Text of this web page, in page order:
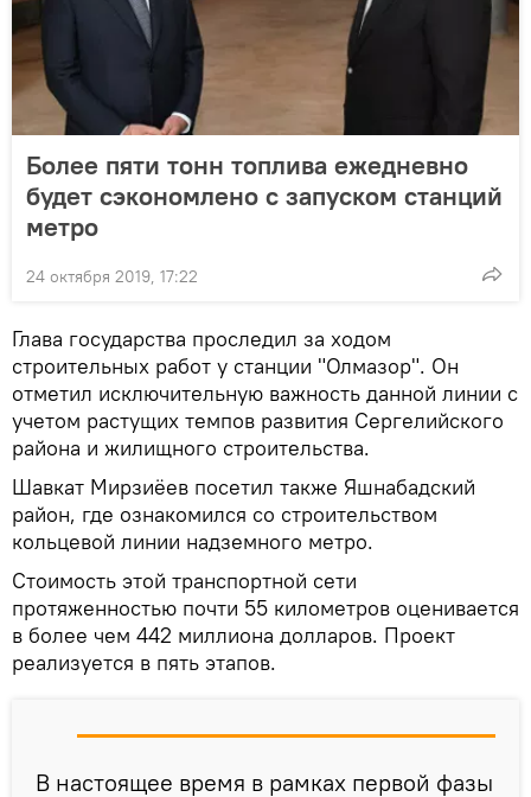
Более пяти тонн топлива ежедневно
будет сэкономлено с запуском станций
метро
24 октября 2019, 17:22
Глава государства проследил за ходом
строительных работ у станции "Олмазор". Он
отметил исключительную важность данной линии с
учетом растущих темпов развития Сергелийского
района и жилищного строительства.
Шавкат Мирзиёев посетил также Яшнабадский
район, где ознакомился со строительством
кольцевой линии надземного метро.
Стоимость этой транспортной сети
протяженностью почти 55 километров оценивается
в более чем 442 миллиона долларов. Проект
реализуется в пять этапов.
В настоящее время в рамках первой фазы